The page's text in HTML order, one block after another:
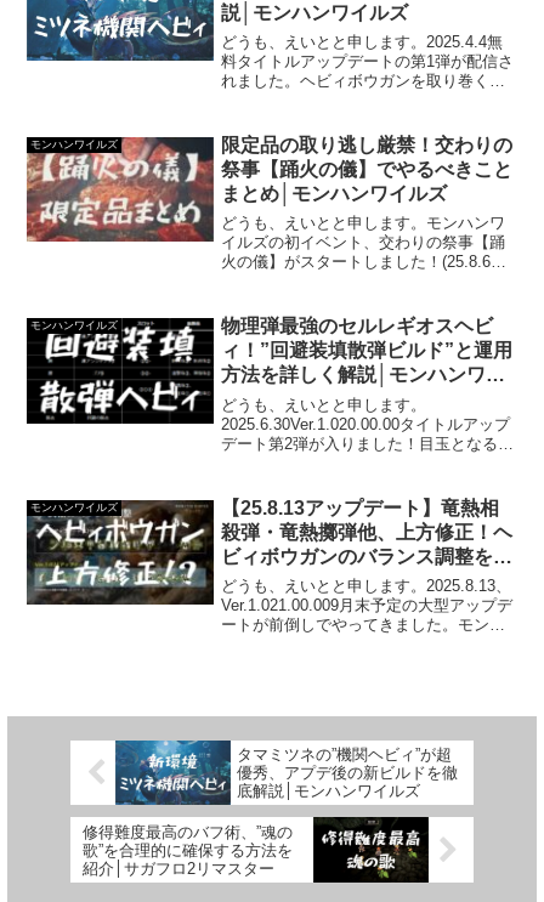
説│モンハンワイルズ
どうも、えいとと申します。2025.4.4無
料タイトルアップデートの第1弾が配信さ
れました。ヘビィボウガンを取り巻く環
適解は変化しますからね。ヘビィにおい
て「今、何が強...
モンハンワイルズ
限定品の取り逃し厳禁！交わりの
祭事【踊火の儀】でやるべきこと
まとめ│モンハンワイルズ
どうも、えいとと申します。モンハンワ
イルズの初イベント、交わりの祭事【踊
火の儀】がスタートしました！(25.8.6ま
おきたいです。同時実装の歴戦王ウズト
ゥナも気になり...
モンハンワイルズ
物理弾最強のセルレギオスヘビ
ィ！”回避装填散弾ビルド”と運用
方法を詳しく解説│モンハンワイ
ルズ
どうも、えいとと申します。
2025.6.30Ver.1.020.00.00タイトルアップ
デート第2弾が入りました！目玉となる追
鬼のように強い！と話題になっていま
す。...
モンハンワイルズ
【25.8.13アップデート】竜熱相
殺弾・竜熱擲弾他、上方修正！ヘ
ビィボウガンのバランス調整を検
証│モンハンワイルズ
どうも、えいとと申します。2025.8.13、
Ver.1.021.00.009月末予定の大型アップデ
ートが前倒しでやってきました。モンハ
タマミツネの”機関ヘビィ”が超
優秀、アプデ後の新ビルドを徹
底解説│モンハンワイルズ
修得難度最高のバフ術、”魂の
歌”を合理的に確保する方法を
紹介│サガフロ2リマスター